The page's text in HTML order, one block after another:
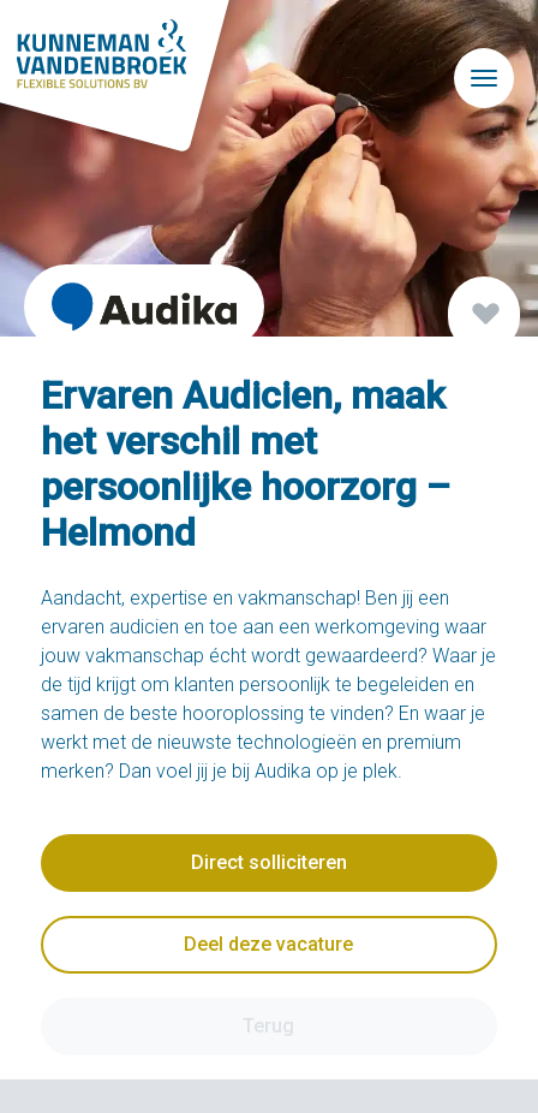
Ervaren Audicien, maak
het verschil met
persoonlijke hoorzorg –
Helmond
Aandacht, expertise en vakmanschap! Ben jij een
ervaren audicien en toe aan een werkomgeving waar
jouw vakmanschap écht wordt gewaardeerd? Waar je
de tijd krijgt om klanten persoonlijk te begeleiden en
samen de beste hooroplossing te vinden? En waar je
werkt met de nieuwste technologieën en premium
merken? Dan voel jij je bij Audika op je plek.
Direct solliciteren
Deel deze vacature
Terug